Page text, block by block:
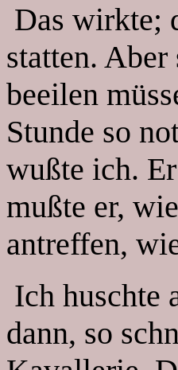
Das wirkte;
statten.
beeilen
Stunde so
wußte ich.
mußte er,
antreffen,
Ich huschte
dann, so